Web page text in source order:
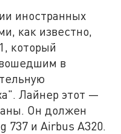
иностранных
как известно,
который
в
Лайнер этот —
Он должен
737 и Airbus A320.